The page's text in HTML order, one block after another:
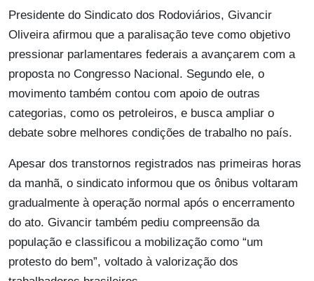
Presidente do Sindicato dos Rodoviários, Givancir
Oliveira afirmou que a paralisação teve como objetivo
pressionar parlamentares federais a avançarem com a
proposta no Congresso Nacional. Segundo ele, o
movimento também contou com apoio de outras
categorias, como os petroleiros, e busca ampliar o
debate sobre melhores condições de trabalho no país.
Apesar dos transtornos registrados nas primeiras horas
da manhã, o sindicato informou que os ônibus voltaram
gradualmente à operação normal após o encerramento
do ato. Givancir também pediu compreensão da
população e classificou a mobilização como “um
protesto do bem”, voltado à valorização dos